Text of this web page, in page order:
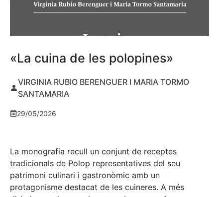
«La cuina de les polopines»
VIRGINIA RUBIO BERENGUER I MARIA TORMO
SANTAMARIA
29/05/2026
La monografia recull un conjunt de receptes
tradicionals de Polop representatives del seu
patrimoni culinari i gastronòmic amb un
protagonisme destacat de les cuineres. A més